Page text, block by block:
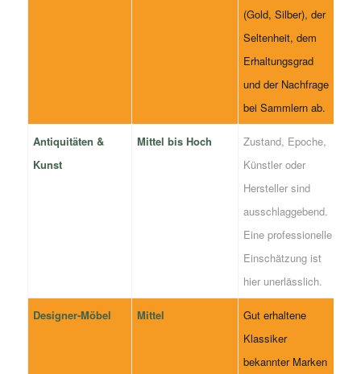
(Gold, Silber), der
Seltenheit, dem
Erhaltungsgrad
und der Nachfrage
bei Sammlern ab.
Antiquitäten &
Kunst
Mittel bis Hoch
Zustand, Epoche,
Künstler oder
Hersteller sind
ausschlaggebend.
Eine professionelle
Einschätzung ist
hier unerlässlich.
Designer-Möbel Mittel
Gut erhaltene
Klassiker
bekannter Marken